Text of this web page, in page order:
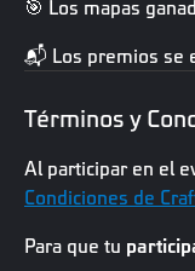
🎯 Los mapas
📬 Los premios se
Términos y
Al participar en el
Condiciones de
Para que tu